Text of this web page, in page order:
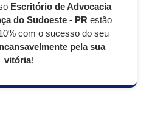
Escritório de Advocacia
do Sudoeste - PR estão
com o sucesso do seu
pela sua
vitória!